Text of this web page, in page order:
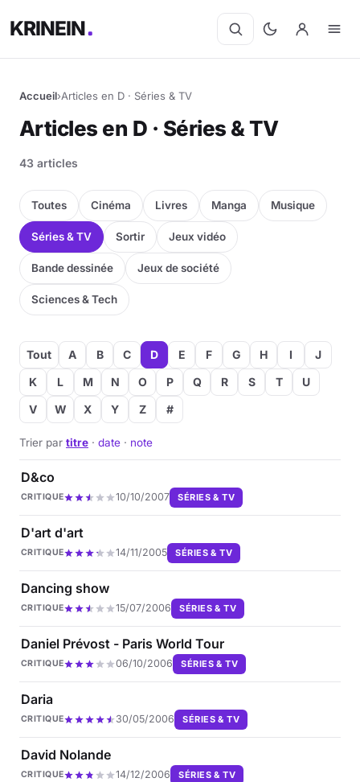
KRINEIN
Accueil›Articles en D · Séries & TV
Articles en D · Séries & TV
43 articles
Toutes Cinéma Livres Manga Musique
Séries & TV Sortir Jeux vidéo
Bande dessinée Jeux de société
Sciences & Tech
Tout A B C D E F G H I
J
K
L M N O P Q R S T
U
V
W X Y Z #
Trier par titre · date · note
D&co
CRITIQUE 10/10/2007 SÉRIES & TV
D'art d'art
CRITIQUE 14/11/2005 SÉRIES & TV
Dancing show
CRITIQUE 15/07/2006 SÉRIES & TV
Daniel Prévost - Paris World Tour
CRITIQUE 06/10/2006 SÉRIES & TV
Daria
CRITIQUE 30/05/2006 SÉRIES & TV
David Nolande
CRITIQUE 14/12/2006 SÉRIES & TV